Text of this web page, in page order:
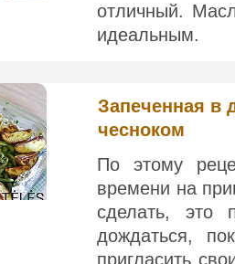
отличный.
идеальным.
Запеченная в
чесноком
По этому
времени на
сделать, это
дождаться,
пригласить